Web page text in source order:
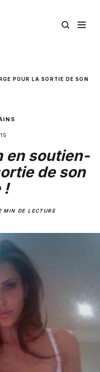
POUR LA SORTIE DE SON
en soutien-
de son
!
MIN DE LECTURE